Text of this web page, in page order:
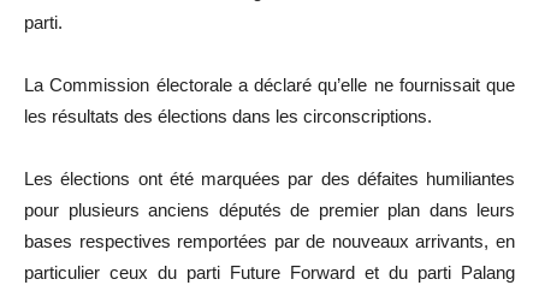
parti.
La Commission électorale a déclaré qu’elle ne fournissait que
les résultats des élections dans les circonscriptions.
Les élections ont été marquées par des défaites humiliantes
pour plusieurs anciens députés de premier plan dans leurs
bases respectives remportées par de nouveaux arrivants, en
particulier ceux du parti Future Forward et du parti Palang